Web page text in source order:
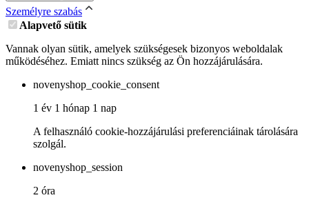
Személyre szabás
Alapvető sütik
Vannak olyan sütik, amelyek szükségesek bizonyos weboldalak
működéséhez. Emiatt nincs szükség az Ön hozzájárulására.
novenyshop_cookie_consent
1 év 1 hónap 1 nap
A felhasználó cookie-hozzájárulási preferenciáinak tárolására
szolgál.
novenyshop_session
2 óra